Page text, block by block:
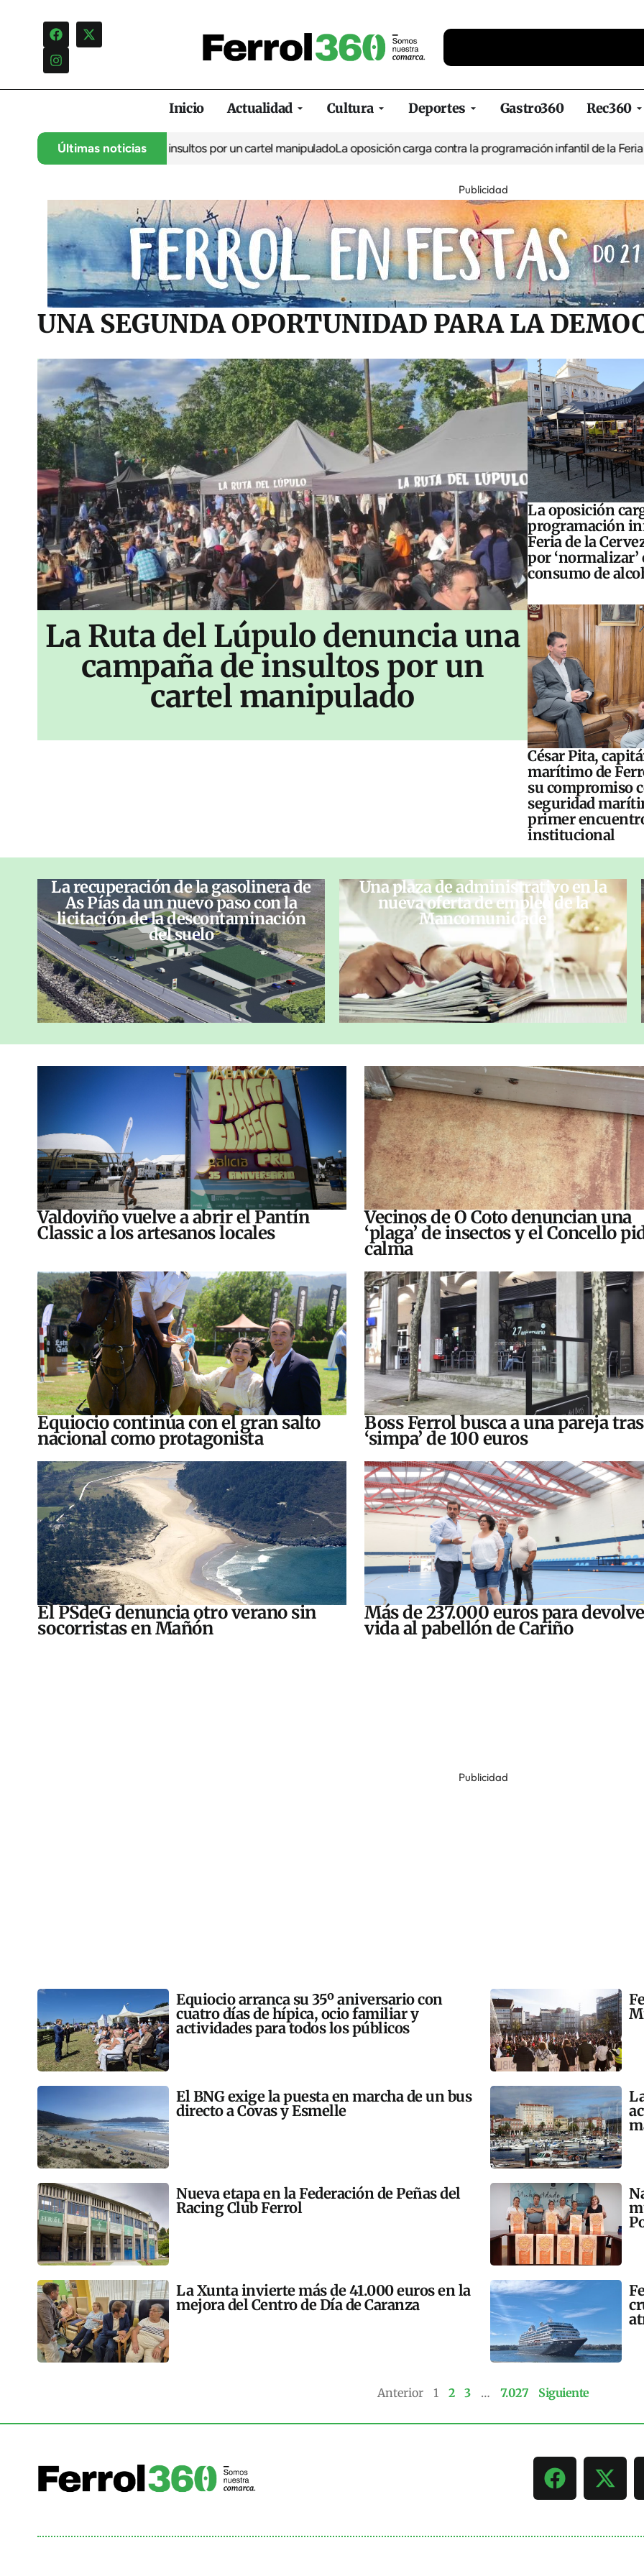
Inicio Actualidad Cultura Deportes Gastro360 Rec360
Últimas noticias
una campaña de insultos por un cartel manipulado La oposición carga contra la programación infantil de la Feria de la
Publicidad
UNA SEGUNDA OPORTUNIDAD PARA LA
La Ruta del Lúpulo denuncia una
campaña de insultos por un
cartel manipulado
La oposición
programación
Feria de la
por ‘normalizar’
consumo de
César Pita,
marítimo de
su compromiso
seguridad
primer
institucional
La recuperación de la gasolinera de
As Pías da un nuevo paso con la
licitación de la descontaminación
del suelo
Una plaza de administrativo en la
nueva oferta de empleo de la
Mancomunidade
Valdoviño vuelve a abrir el Pantín
Classic a los artesanos locales
Vecinos de O Coto denuncian una
‘plaga’ de insectos y el Concello
calma
Equiocio continúa con el gran salto
nacional como protagonista
Boss Ferrol busca a una pareja
‘simpa’ de 100 euros
El PSdeG denuncia otro verano sin
socorristas en Mañón
Más de 237.000 euros para
vida al pabellón de Cariño
Publicidad
Equiocio arranca su 35º aniversario con
cuatro días de hípica, ocio familiar y
actividades para todos los públicos
El BNG exige la puesta en marcha de un bus
directo a Covas y Esmelle
Nueva etapa en la Federación de Peñas del
Racing Club Ferrol
La Xunta invierte más de 41.000 euros en la
mejora del Centro de Día de Caranza
Anterior 1 2 3 … 7.027 Siguiente